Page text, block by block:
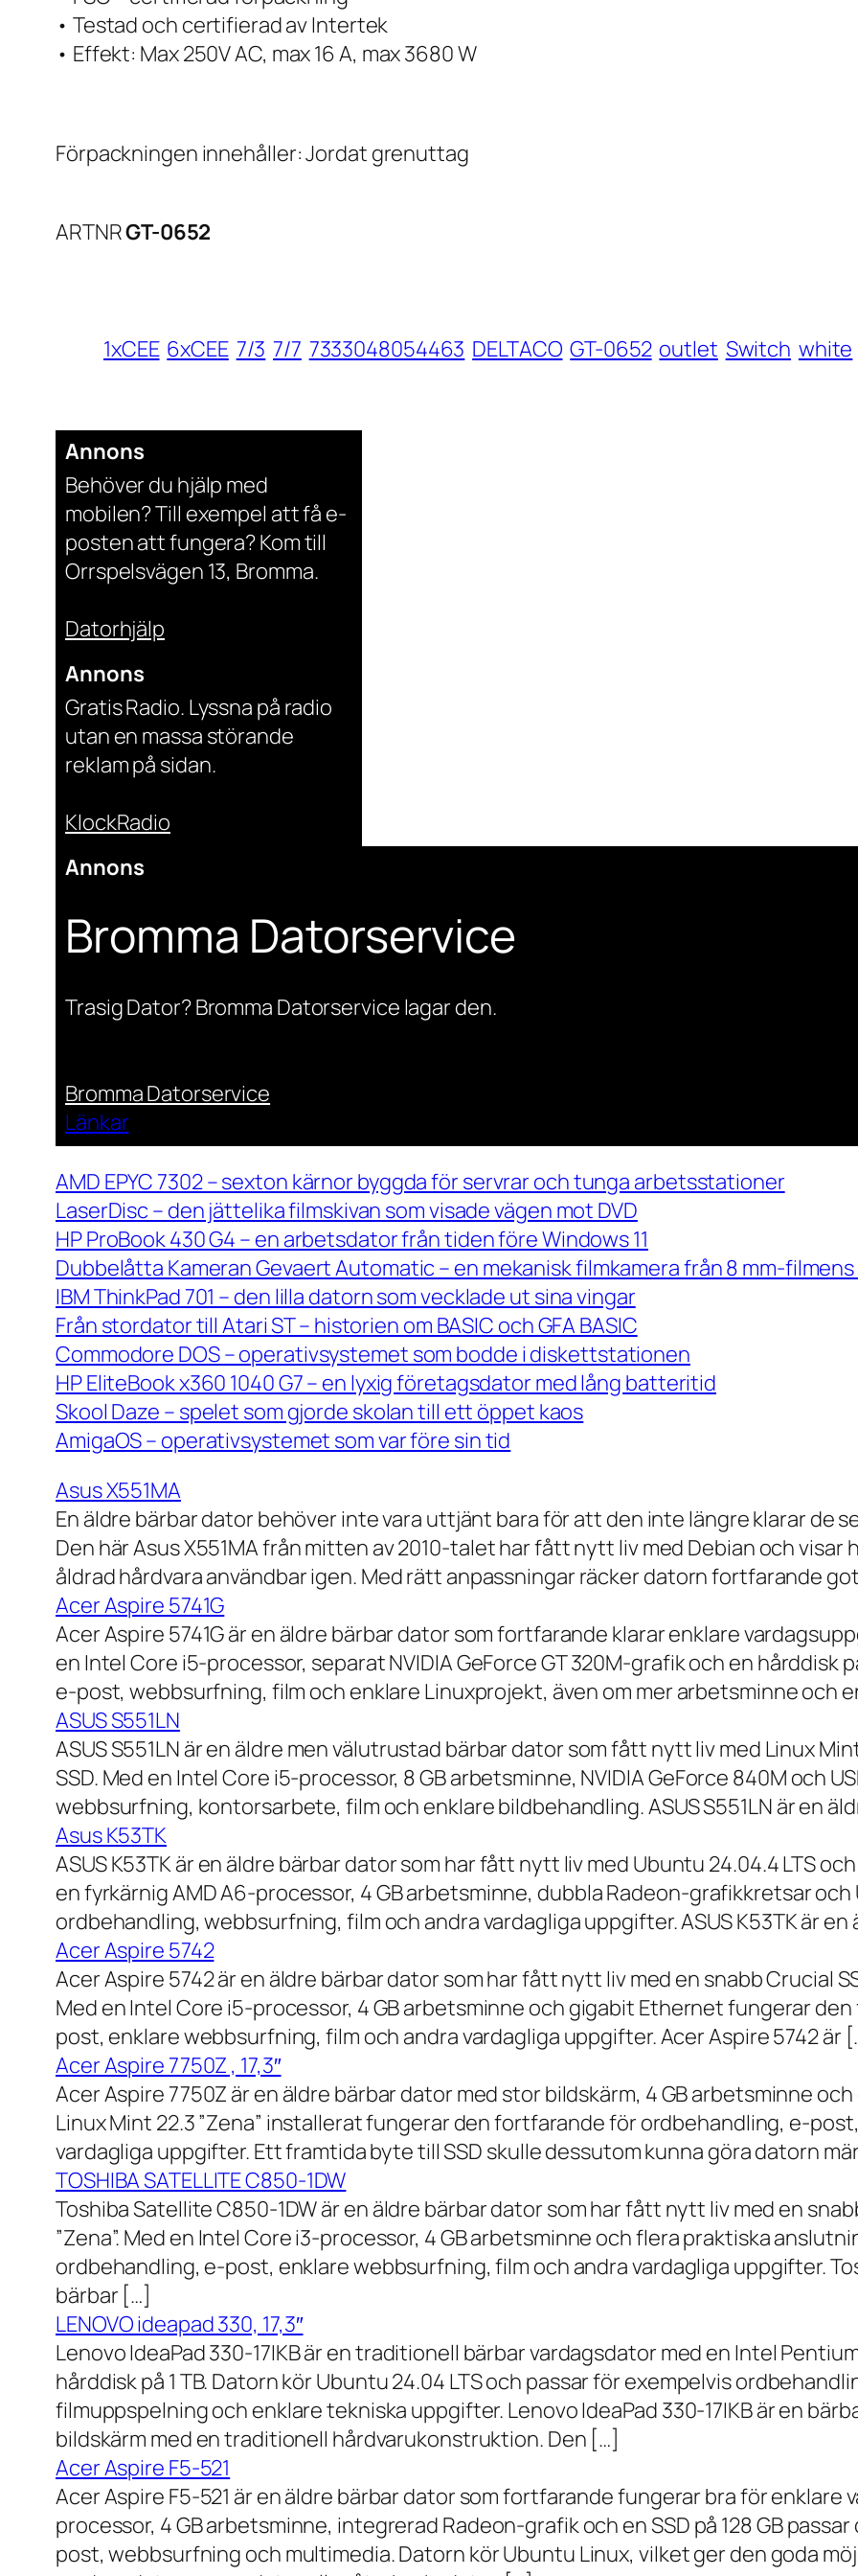
• Testad och certifierad av Intertek
• Effekt: Max 250V AC, max 16 A, max 3680 W
Förpackningen innehåller: Jordat grenuttag
ARTNRGT-0652
1xCEE 6xCEE 7/3 7/7 7333048054463 DELTACO GT-0652 outlet Switch white
Annons
Behöver du hjälp med
mobilen? Till exempel att få e-
posten att fungera? Kom till
Orrspelsvägen 13, Bromma.
Datorhjälp
Annons
Gratis Radio. Lyssna på radio
utan en massa störande
reklam på sidan.
KlockRadio
Annons
Bromma Datorservice
Trasig Dator? Bromma Datorservice lagar den.
Bromma Datorservice
Länkar
AMD EPYC 7302 – sexton kärnor byggda för servrar och tunga arbetsstationer
LaserDisc – den jättelika filmskivan som visade vägen mot DVD
HP ProBook 430 G4 – en arbetsdator från tiden före Windows 11
Dubbelåtta Kameran Gevaert Automatic – en mekanisk filmkamera från 8 mm-
IBM ThinkPad 701 – den lilla datorn som vecklade ut sina vingar
Från stordator till Atari ST – historien om BASIC och GFA BASIC
Commodore DOS – operativsystemet som bodde i diskettstationen
HP EliteBook x360 1040 G7 – en lyxig företagsdator med lång batteritid
Skool Daze – spelet som gjorde skolan till ett öppet kaos
AmigaOS – operativsystemet som var före sin tid
Asus X551MA
En äldre bärbar dator behöver inte vara uttjänt bara för att den inte längre klarar de
Den här Asus X551MA från mitten av 2010-talet har fått nytt liv med Debian och visar
åldrad hårdvara användbar igen. Med rätt anpassningar räcker datorn fortfarande
Acer Aspire 5741G
Acer Aspire 5741G är en äldre bärbar dator som fortfarande klarar enklare
en Intel Core i5-processor, separat NVIDIA GeForce GT 320M-grafik och en hårddisk
e-post, webbsurfning, film och enklare Linuxprojekt, även om mer arbetsminne och
ASUS S551LN
ASUS S551LN är en äldre men välutrustad bärbar dator som fått nytt liv med Linux
SSD. Med en Intel Core i5-processor, 8 GB arbetsminne, NVIDIA GeForce 840M och
webbsurfning, kontorsarbete, film och enklare bildbehandling. ASUS S551LN är en
Asus K53TK
ASUS K53TK är en äldre bärbar dator som har fått nytt liv med Ubuntu 24.04.4 LTS
en fyrkärnig AMD A6-processor, 4 GB arbetsminne, dubbla Radeon-grafikkretsar
ordbehandling, webbsurfning, film och andra vardagliga uppgifter. ASUS K53TK är
Acer Aspire 5742
Acer Aspire 5742 är en äldre bärbar dator som har fått nytt liv med en snabb Crucial
Med en Intel Core i5-processor, 4 GB arbetsminne och gigabit Ethernet fungerar
post, enklare webbsurfning, film och andra vardagliga uppgifter. Acer Aspire 5742 är
Acer Aspire 7750Z , 17,3″
Acer Aspire 7750Z är en äldre bärbar dator med stor bildskärm, 4 GB arbetsminne
Linux Mint 22.3 ”Zena” installerat fungerar den fortfarande för ordbehandling, e-
vardagliga uppgifter. Ett framtida byte till SSD skulle dessutom kunna göra datorn
TOSHIBA SATELLITE C850-1DW
Toshiba Satellite C850-1DW är en äldre bärbar dator som har fått nytt liv med en
”Zena”. Med en Intel Core i3-processor, 4 GB arbetsminne och flera praktiska
ordbehandling, e-post, enklare webbsurfning, film och andra vardagliga uppgifter.
bärbar […]
LENOVO ideapad 330, 17,3″
Lenovo IdeaPad 330-17IKB är en traditionell bärbar vardagsdator med en Intel
hårddisk på 1 TB. Datorn kör Ubuntu 24.04 LTS och passar för exempelvis
filmuppspelning och enklare tekniska uppgifter. Lenovo IdeaPad 330-17IKB är en
bildskärm med en traditionell hårdvarukonstruktion. Den […]
Acer Aspire F5-521
Acer Aspire F5-521 är en äldre bärbar dator som fortfarande fungerar bra för enklare
processor, 4 GB arbetsminne, integrerad Radeon-grafik och en SSD på 128 GB
post, webbsurfning och multimedia. Datorn kör Ubuntu Linux, vilket ger den goda